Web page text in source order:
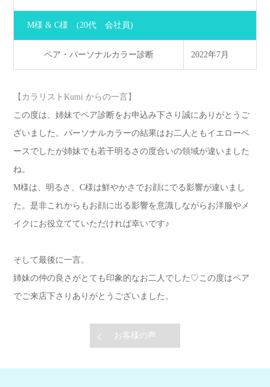
M様 & C様 (20代 会社員)
ペア・パーソナルカラー診断 2022年7月
【カラリストKumi からの一言】
この度は、姉妹でペア診断をお申込み下さり誠にありがとうご
ざいました。パーソナルカラーの結果はお二人ともイエローベ
ースでしたが姉妹でも若干明るさの度合いの領域が違いました
ね。
M様は、明るさ、C様は鮮やかさでお顔にでる影響が違いまし
た。是非これからもお顔に出る影響を意識しながらお洋服やメ
イクにお役立てていただければ幸いです♪
そして最後に一言。
姉妹の仲の良さがとても印象的なお二人でした♡この度はペア
でご来店下さりありがとうございました。
お客様の声